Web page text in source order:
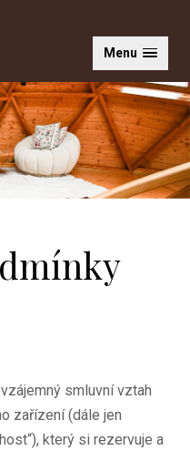
Menu
smluvní vztah
zařízení (dále jen
který si rezervuje a